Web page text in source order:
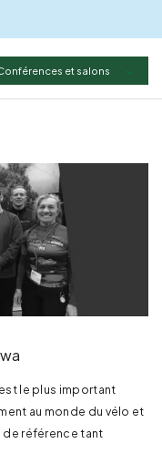
et salons
le plus important
au monde du vélo et
de référence tant